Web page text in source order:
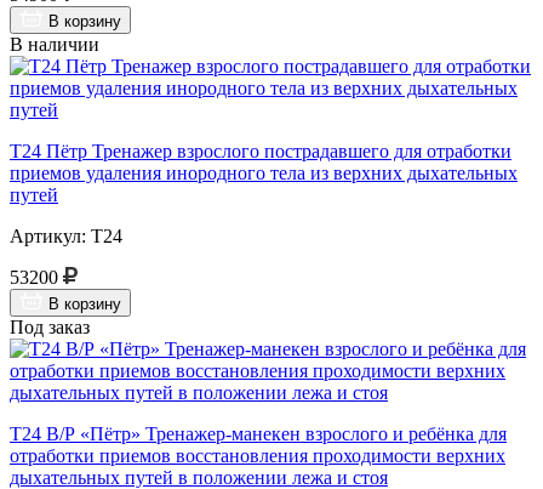
В корзину
В наличии
Т24 Пётр Тренажер взрослого пострадавшего для отработки
приемов удаления инородного тела из верхних дыхательных
путей
Артикул: Т24
53200
В корзину
Под заказ
Т24 В/Р «Пётр» Тренажер-манекен взрослого и ребёнка для
отработки приемов восстановления проходимости верхних
дыхательных путей в положении лежа и стоя